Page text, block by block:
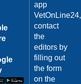
app
VetOnLine24,
contact
the
editors by
filling out
the form
on the